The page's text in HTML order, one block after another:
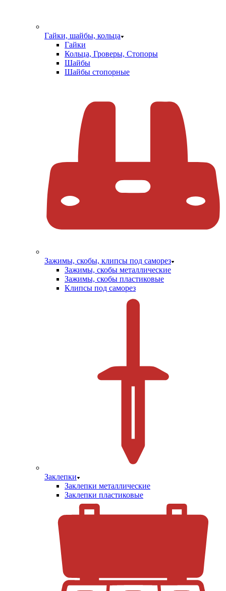
Гайки, шайбы, кольца
Гайки
Кольца, Гроверы, Стопоры
Шайбы
Шайбы стопорные
Зажимы, скобы, клипсы под саморез
Зажимы, скобы металлические
Зажимы, скобы пластиковые
Клипсы под саморез
Заклепки
Заклепки металлические
Заклепки пластиковые